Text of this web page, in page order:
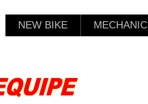
NEW BIKE MECHANIC